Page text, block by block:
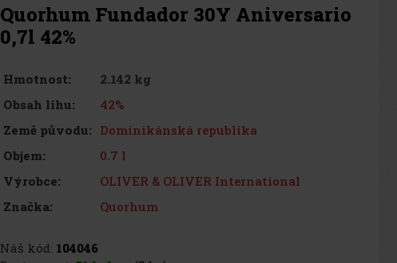
Quorhum Fundador 30Y Aniversario
0,7l 42%
Hmotnost:
2.142 kg
Obsah lihu:
42%
Země původu: Dominikánská republika
Objem:
0.7 l
Výrobce:
OLIVER & OLIVER International
Značka:
Quorhum
Náš kód: 104046